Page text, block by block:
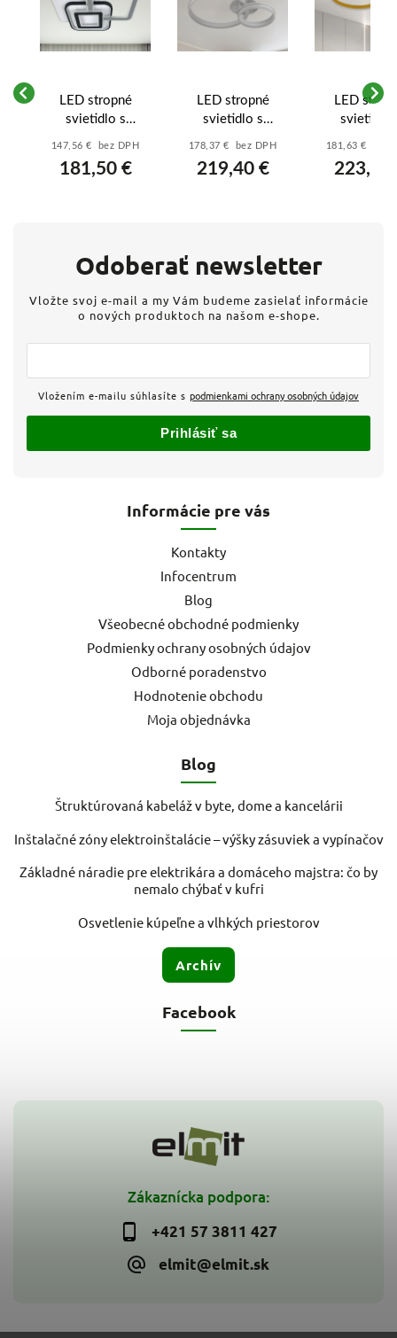
LED stropné
svietidlo s
diaľkovým
- J1339/W
147,56 € bez DPH
181,50 €
LED stropné
svietidlo s
diaľkovým
- J3355/W
178,37 € bez DPH
219,40 €
LED
svietidlo
- J3355/
181,63 € bez
223,40
Zákaznícka podpora:
+421 57 3811 427
elmit@elmit.sk
Informácie pre vás
Kontakty
Infocentrum
Blog
Všeobecné obchodné podmienky
Podmienky ochrany osobných údajov
Odborné poradenstvo
Hodnotenie obchodu
Moja objednávka
Blog
Štruktúrovaná kabeláž v byte, dome a kancelárii
Inštalačné zóny elektroinštalácie – výšky zásuviek a vypínačov
Základné náradie pre elektrikára a domáceho majstra: čo by
nemalo chýbať v kufri
Osvetlenie kúpeľne a vlhkých priestorov
Archív
Odoberať newsletter
Vložte svoj e-mail a my Vám budeme zasielať informácie
o nových produktoch na našom e-shope.
Vložením e-mailu súhlasíte s podmienkami ochrany osobných údajov
Prihlásiť sa
Facebook